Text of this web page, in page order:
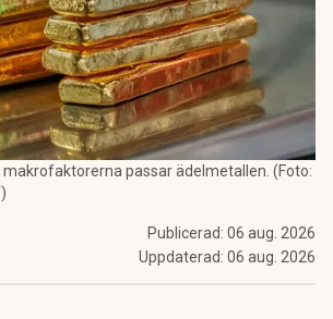
passar ädelmetallen. (Foto:
Publicerad: 06 aug. 2026
Uppdaterad: 06 aug. 2026